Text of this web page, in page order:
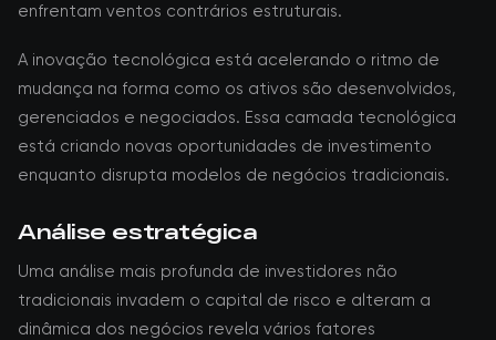
enfrentam ventos contrários estruturais.
A inovação tecnológica está acelerando o ritmo de
mudança na forma como os ativos são desenvolvidos,
gerenciados e negociados. Essa camada tecnológica
está criando novas oportunidades de investimento
enquanto disrupta modelos de negócios tradicionais.
Análise estratégica
Uma análise mais profunda de investidores não
tradicionais invadem o capital de risco e alteram a
dinâmica dos negócios revela vários fatores